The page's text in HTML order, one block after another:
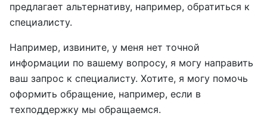
предлагает альтернативу, например, обратиться к
специалисту.
Например, извините, у меня нет точной
информации по вашему вопросу, я могу направить
ваш запрос к специалисту. Хотите, я могу помочь
оформить обращение, например, если в
техподдержку мы обращаемся.